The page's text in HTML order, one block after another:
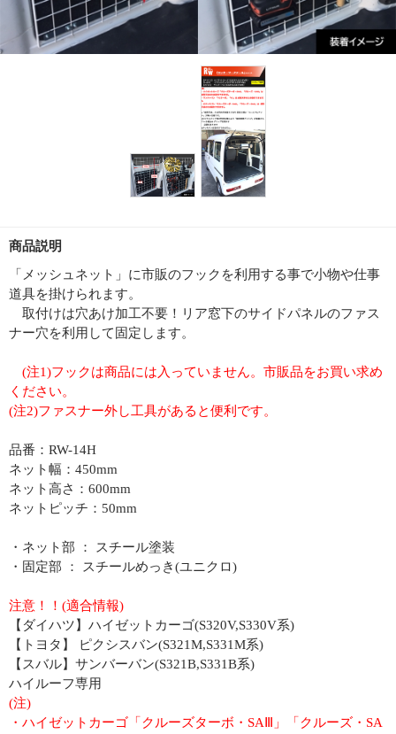
商品説明
「メッシュネット」に市販のフックを利用する事で小物や仕事
道具を掛けられます。
取付けは穴あけ加工不要！リア窓下のサイドパネルのファス
ナー穴を利用して固定します。
(注1)フックは商品には入っていません。市販品をお買い求め
ください。
(注2)ファスナー外し工具があると便利です。
品番：RW-14H
ネット幅：450mm
ネット高さ：600mm
ネットピッチ：50mm
・ネット部 ： スチール塗装
・固定部 ： スチールめっき(ユニクロ)
注意！！(適合情報)
【ダイハツ】ハイゼットカーゴ(S320V,S330V系)
【トヨタ】 ピクシスバン(S321M,S331M系)
【スバル】サンバーバン(S321B,S331B系)
ハイルーフ専用
(注)
・ハイゼットカーゴ「クルーズターボ・SAⅢ」「クルーズ・SA